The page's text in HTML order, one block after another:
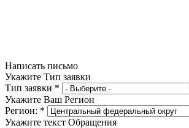
Написать письмо
Укажите Тип заявки
Тип заявки *
Укажите Ваш Регион
Регион: *
Укажите текст Обращения